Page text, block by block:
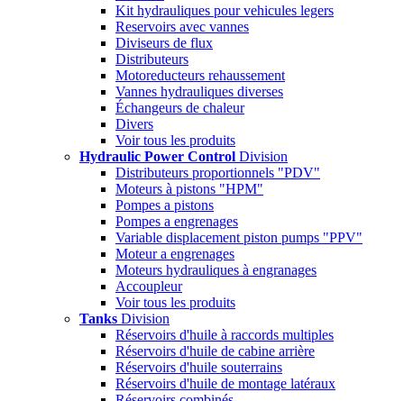
Kit hydrauliques pour vehicules legers
Reservoirs avec vannes
Diviseurs de flux
Distributeurs
Motoreducteurs rehaussement
Vannes hydrauliques diverses
Échangeurs de chaleur
Divers
Voir tous les produits
Hydraulic Power Control Division
Distributeurs proportionnels "PDV"
Moteurs à pistons "HPM"
Pompes a pistons
Pompes a engrenages
Variable displacement piston pumps "PPV"
Moteur a engrenages
Moteurs hydrauliques à engranages
Accoupleur
Voir tous les produits
Tanks Division
Réservoirs d'huile à raccords multiples
Réservoirs d'huile de cabine arrière
Réservoirs d'huile souterrains
Réservoirs d'huile de montage latéraux